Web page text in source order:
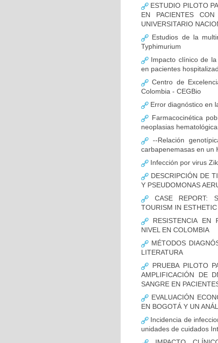
ESTUDIO PILOTO
EN PACIENTES
UNIVERSITARIO
Estudios de la
Typhimurium
Impacto clínico de
en pacientes
Centro de
Colombia - CEGBio
Error diagnóstico en
Farmacocinética
neoplasias
--Relación
carbapenemasas en un
Infección por virus
DESCRIPCIÓN DE
Y PSEUDOMONAS
CASE REPORT:
TOURISM IN
RESISTENCIA EN
NIVEL EN COLOMBIA
MÉTODOS
LITERATURA
PRUEBA PILOTO
AMPLIFICACIÓN DE
SANGRE EN
EVALUACIÓN
EN BOGOTÁ Y UN
Incidencia de
unidades de cuidados